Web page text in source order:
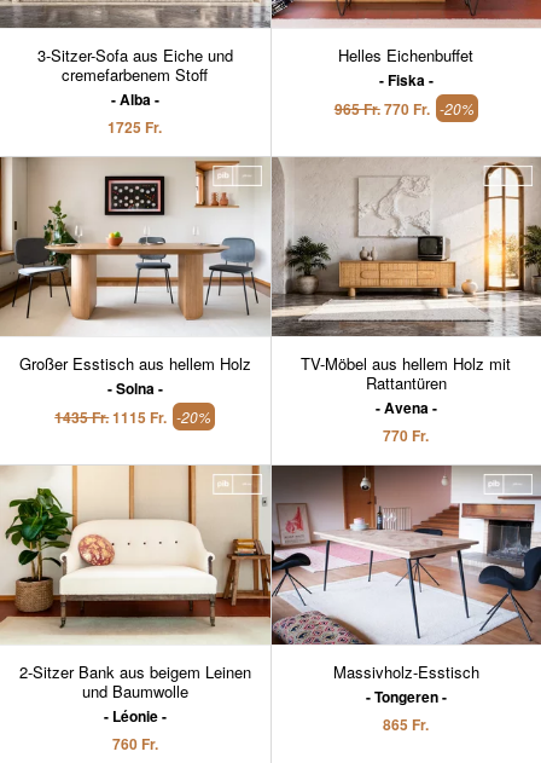
3-Sitzer-Sofa aus Eiche und
cremefarbenem Stoff
Alba
1725 Fr.
Helles Eichenbuffet
Fiska
965 Fr.770 Fr. -20%
Großer Esstisch aus hellem Holz
Solna
1435 Fr.1115 Fr. -20%
TV-Möbel aus hellem Holz mit
Rattantüren
Avena
770 Fr.
2-Sitzer Bank aus beigem Leinen
und Baumwolle
Léonie
760 Fr.
Massivholz-Esstisch
Tongeren
865 Fr.